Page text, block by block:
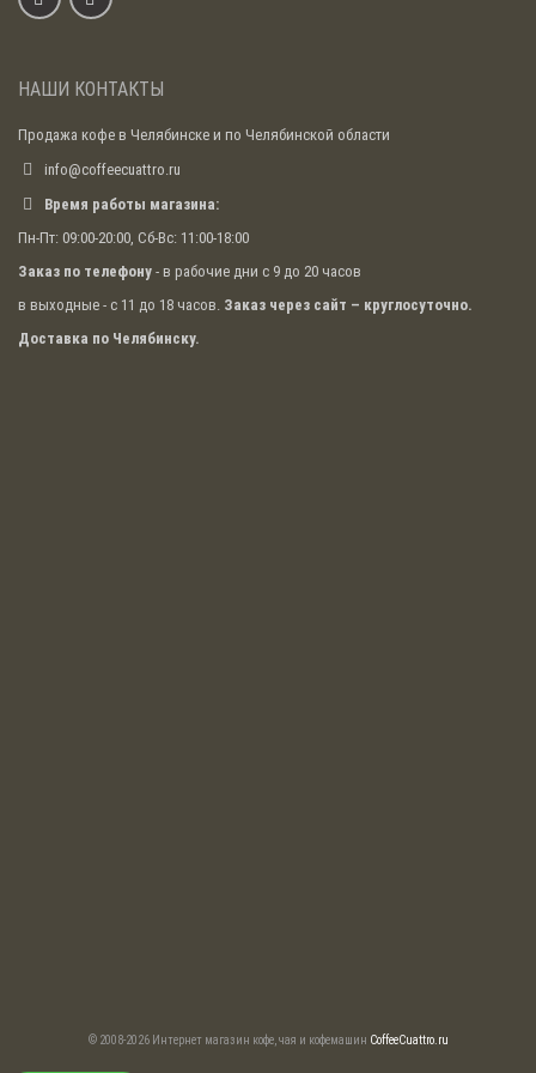
НАШИ КОНТАКТЫ
Продажа кофе в Челябинске и по Челябинской области
info@coffeecuattro.ru
Время работы магазина:
Пн-Пт: 09:00-20:00, Сб-Вс: 11:00-18:00
Заказ по телефону - в рабочие дни с 9 до 20 часов
в выходные - с 11 до 18 часов. Заказ через сайт – круглосуточно.
Доставка по Челябинску.
© 2008-2026 Интернет магазин кофе, чая и кофемашин CoffeeCuattro.ru